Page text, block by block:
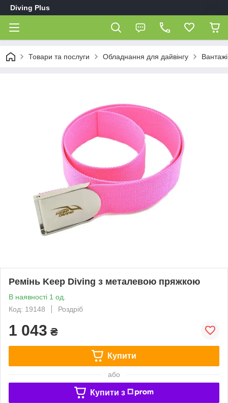
Diving Plus
Товари та послуги Обладнання для дайвінгу
Ремінь Keep Diving з металевою пряжкою
В наявності 1 од.
Код: 19148
Роздріб
1 043 ₴
Купити
або
Купити з